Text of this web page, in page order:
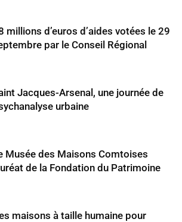
millions d’euros d’aides votées le 29
par le Conseil Régional
Jacques-Arsenal, une journée de
urbaine
Musée des Maisons Comtoises
de la Fondation du Patrimoine
maisons à taille humaine pour